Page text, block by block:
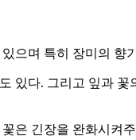
으며 특히 장미의 향
있다. 그리고 잎과
은 긴장을 완화시켜